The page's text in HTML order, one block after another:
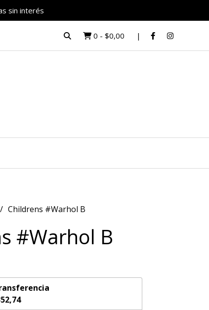
sin interés
0 - $0,00
Childrens #Warhol B
#Warhol B